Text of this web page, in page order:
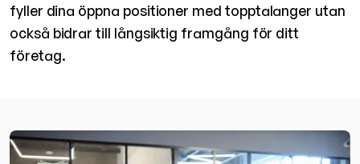
fyller dina öppna positioner med topptalanger utan
också bidrar till långsiktig framgång för ditt
företag.